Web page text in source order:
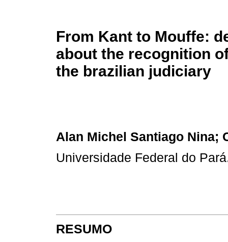
From Kant to Mouffe:
about the recognition
the brazilian judiciary
Alan Michel Santiago Nina;
Universidade Federal do
RESUMO